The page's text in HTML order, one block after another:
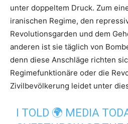
unter doppeltem Druck. Zum
iranischen Regime, den
Revolutionsgarden und dem
anderen ist sie täglich von
denn diese Anschläge richten
Regimefunktionäre oder die
Zivilbevölkerung leidet unter
I TOLD 🌍 MEDIA